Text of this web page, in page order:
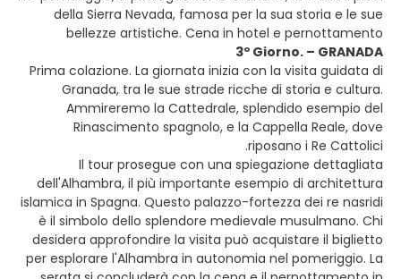
della Sierra Nevada, famosa per la sua storia e le sue
bellezze artistiche. Cena in hotel e pernottamento
3º Giorno. – GRANADA
Prima colazione. La giornata inizia con la visita guidata di
Granada, tra le sue strade ricche di storia e cultura.
Ammireremo la Cattedrale, splendido esempio del
Rinascimento spagnolo, e la Cappella Reale, dove
riposano i Re Cattolici.
Il tour prosegue con una spiegazione dettagliata
dell'Alhambra, il più importante esempio di architettura
islamica in Spagna. Questo palazzo-fortezza dei re nasridi
è il simbolo dello splendore medievale musulmano. Chi
desidera approfondire la visita può acquistare il biglietto
per esplorare l'Alhambra in autonomia nel pomeriggio. La